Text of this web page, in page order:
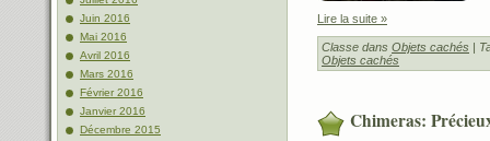
Juin 2016
Mai 2016
Avril 2016
Mars 2016
Février 2016
Janvier 2016
Décembre 2015
Lire la suite »
Classe dans Objets cachés |
Objets cachés
Chimeras: